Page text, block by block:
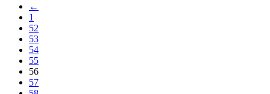
←
1
52
53
54
55
56
57